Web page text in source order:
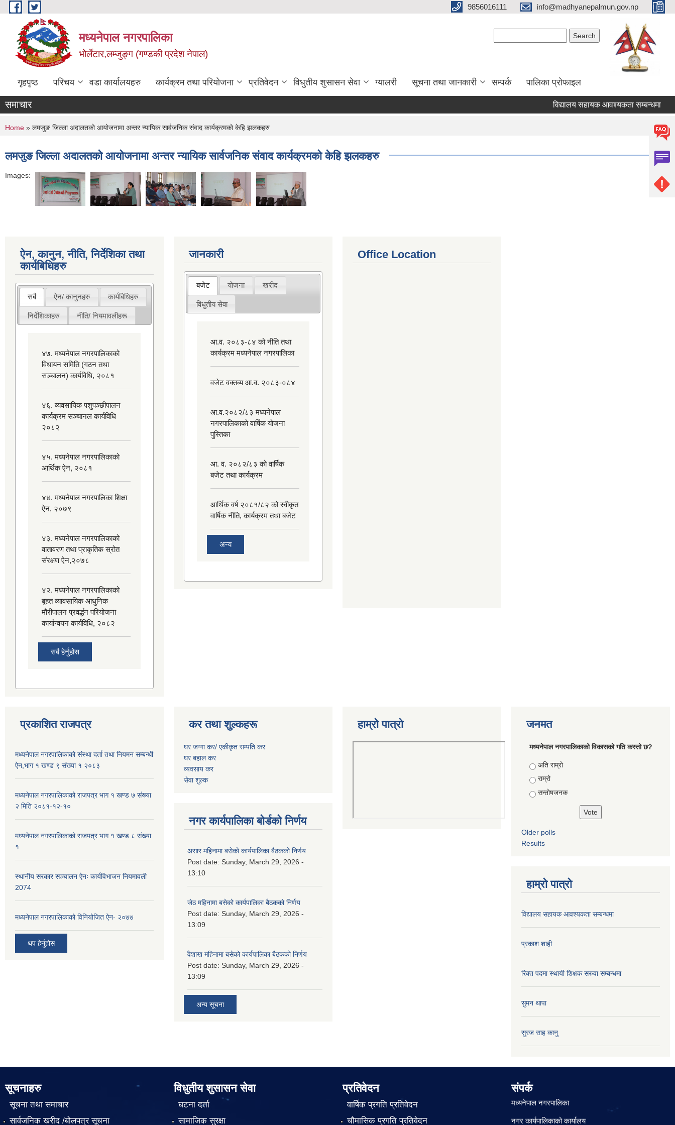
Skip to main content 9856016111 info@madhyanepalmun.gov.np
मध्यनेपाल नगरपालिका
भोर्लेटार,लम्जुङ्ग (गण्डकी प्रदेश नेपाल)
गृहपृष्ठ परिचय वडा कार्यालयहरु कार्यक्रम तथा परियोजना प्रतिवेदन विधुतीय शुसासन सेवा ग्यालरी सूचना तथा जानकारी सम्पर्क पालिका प्रोफाइल
समाचार विद्यालय सहायक आवश्यकता सम्बन्धमा
You are here
Home » लमजुङ जिल्ला अदालतको आयोजनामा अन्तर न्यायिक सार्वजनिक संवाद कार्यक्रमको केहि झलकहरु
लमजुङ जिल्ला अदालतको आयोजनामा अन्तर न्यायिक सार्वजनिक संवाद कार्यक्रमको केहि झलकहरु
Images:
ऐन, कानुन, नीति, निर्देशिका तथा
कार्यबिधिहरु
सबै ऐन/ कानुनहरु कार्यबिधिहरु
निर्देशिकाहरु नीति/ नियमावलीहरू
४७. मध्यनेपाल नगरपालिकाको
विधायन समिति (गठन तथा
सञ्चालन) कार्यविधि, २०८१
४६. व्यवसायिक पशुपञ्छीपालन
कार्यक्रम सञ्चानल कार्यविधि
२०८२
४५. मध्यनेपाल नगरपालिकाको
आर्थिक ऐन, २०८१
४४. मध्यनेपाल नगरपालिका शिक्षा
ऐन, २०७९
४३. मध्यनेपाल नगरपालिकाको
वातावरण तथा प्राकृतिक स्रोत
संरक्षण ऐन,२०७८
४२. मध्यनेपाल नगरपालिकाको
बृहत व्यावसायिक आधुनिक
मौरीपालन प्रवर्द्धन परियोजना
कार्यान्वयन कार्यविधि, २०८२
सबै हेर्नुहोस
जानकारी
बजेट योजना खरीद
विधुतीय सेवा
आ.व. २०८३-८४ को नीति तथा
कार्यक्रम मध्यनेपाल नगरपालिका
वजेट वक्तब्य आ.व. २०८३-०८४
आ.व.२०८२/८३ मध्यनेपाल
नगरपालिकाको वार्षिक योजना
पुस्तिका
आ. व. २०८२/८३ को वार्षिक
बजेट तथा कार्यक्रम
आर्थिक वर्ष २०८१/८२ को स्वीकृत
वार्षिक नीति, कार्यक्रम तथा बजेट
अन्य
Office Location
प्रकाशित राजपत्र
मध्यनेपाल नगरपालिकाको संस्था दर्ता तथा नियमन सम्बन्धी
ऐन,भाग १ खण्ड ९ संख्या १ २०८३
मध्यनेपाल नगरपालिकाको राजपत्र भाग १ खण्ड ७ संख्या
२ मिति २०८१-१२-१०
मध्यनेपाल नगरपालिकाको राजपत्र भाग १ खण्ड ८ संख्या
१
स्थानीय सरकार सञ्चालन ऐनः कार्यविभाजन नियमावली
2074
मध्यनेपाल नगरपालिकाको विनियोजित ऐन- २०७७
थप हेर्नुहोस
कर तथा शुल्कहरू
घर जग्गा कर/ एकीकृत सम्पति कर
घर बहाल कर
व्यवसाय कर
सेवा शुल्क
नगर कार्यपालिका बोर्डको निर्णय
असार महिनामा बसेको कार्यपालिका बैठकको निर्णय
Post date: Sunday, March 29, 2026 -
13:10
जेठ महिनामा बसेको कार्यपालिका बैठकको निर्णय
Post date: Sunday, March 29, 2026 -
13:09
वैशाख महिनामा बसेको कार्यपालिका बैठकको निर्णय
Post date: Sunday, March 29, 2026 -
13:09
अन्य सूचना
हाम्रो पात्रो जनमत
मध्यनेपाल नगरपालिकाको विकासको गति कस्तो छ?
Choices
अति राम्रो
राम्रो
सन्तोषजनक
Older polls
Results
हाम्रो पात्रो
विद्यालय सहायक आवश्यकता सम्बन्धमा
प्रकाश शाही
रिक्त पदमा स्थायी शिक्षक सरुवा सम्बन्धमा
सुमन थापा
सुरज साह कानु
सूचनाहरु
सूचना तथा समाचार
सार्वजनिक खरीद /बोलपत्र सूचना
विधुतीय शुसासन सेवा
घटना दर्ता
सामाजिक सुरक्षा
प्रतिवेदन
वार्षिक प्रगति प्रतिवेदन
चौमासिक प्रगति प्रतिवेदन
संपर्क
मध्यनेपाल नगरपालिका
नगर कार्यपालिकाको कार्यालय